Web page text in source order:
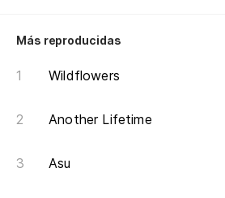
Más reproducidas
Wildflowers
Another Lifetime
Asu